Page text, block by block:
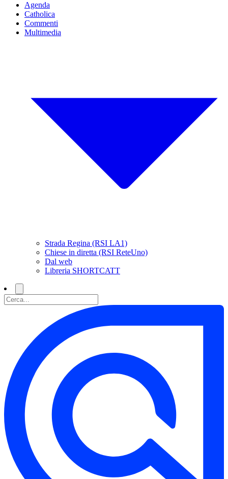
Agenda
Catholica
Commenti
Multimedia
Strada Regina (RSI LA1)
Chiese in diretta (RSI ReteUno)
Dal web
Libreria SHORTCATT